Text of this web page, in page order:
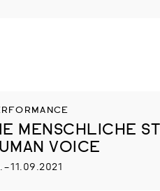
MENSCHLICHE
VOICE
– 11.09.2021